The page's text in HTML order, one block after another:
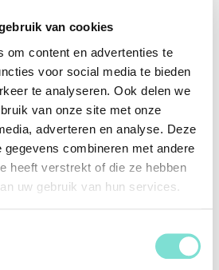
van cookies
om content en advertenties te
voor social media te bieden
te analyseren. Ook delen we
van onze site met onze
adverteren en analyse. Deze
gegevens combineren met andere
heeft verstrekt of die ze hebben
uw gebruik van hun services.
mogelijk wat je wel graag zou willen.
uit onze collectie is niks te
gewenste bladvorm, onderstel,
eettafel.
hoeken, afgeronde zijkanten of
moet hebben, alles kan.
is aan gedacht, dit is natuurlijk